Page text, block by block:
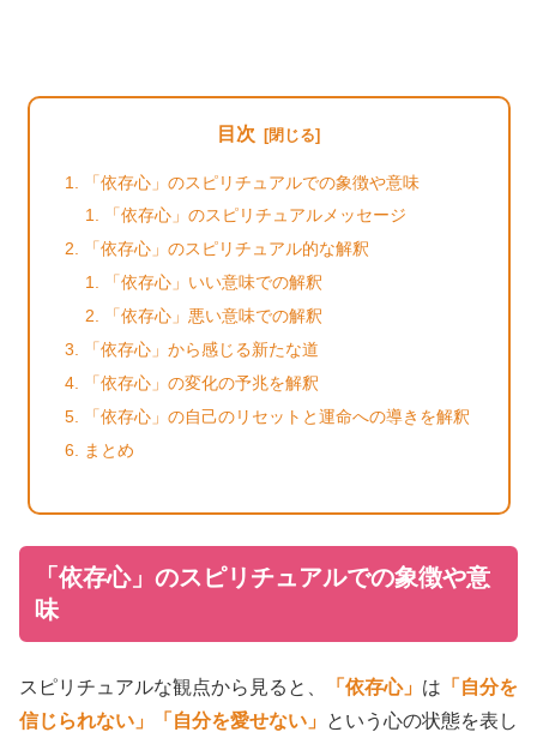
目次
「依存心」のスピリチュアルでの象徴や意味
「依存心」のスピリチュアルメッセージ
「依存心」のスピリチュアル的な解釈
「依存心」いい意味での解釈
「依存心」悪い意味での解釈
「依存心」から感じる新たな道
「依存心」の変化の予兆を解釈
「依存心」の自己のリセットと運命への導きを解釈
まとめ
「依存心」のスピリチュアルでの象徴や意
味
スピリチュアルな観点から見ると、 「依存心」 は 「自分を
信じられない」
「自分を愛せない」 という心の状態を表し